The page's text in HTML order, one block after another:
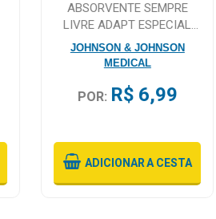
ABSORVENTE SEMPRE
LIVRE ADAPT ESPECIAL
SEM ABAS, SUAVE COM 8
UNIDADES
JOHNSON & JOHNSON
MEDICAL
POR: R$ 6,99
ADICIONARA CESTA